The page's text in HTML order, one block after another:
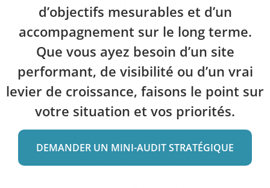
d’objectifs mesurables et d’un
accompagnement sur le long terme.
Que vous ayez besoin d’un site
performant, de visibilité ou d’un vrai
levier de croissance, faisons le point sur
votre situation et vos priorités.
DEMANDER UN MINI-AUDIT STRATÉGIQUE